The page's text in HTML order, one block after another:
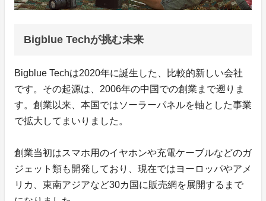
Bigblue Techが挑む未来
Bigblue Techは2020年に誕生した、比較的新しい会社
です。その起源は、2006年の中国での創業まで遡りま
す。創業以来、本国ではソーラーパネルを軸とした事業
で拡大してまいりました。
創業当初はスマホ用のイヤホンや充電ケーブルなどのガ
ジェット類も開発しており、現在ではヨーロッパやアメ
リカ、東南アジアなど30カ国に販売網を展開するまで